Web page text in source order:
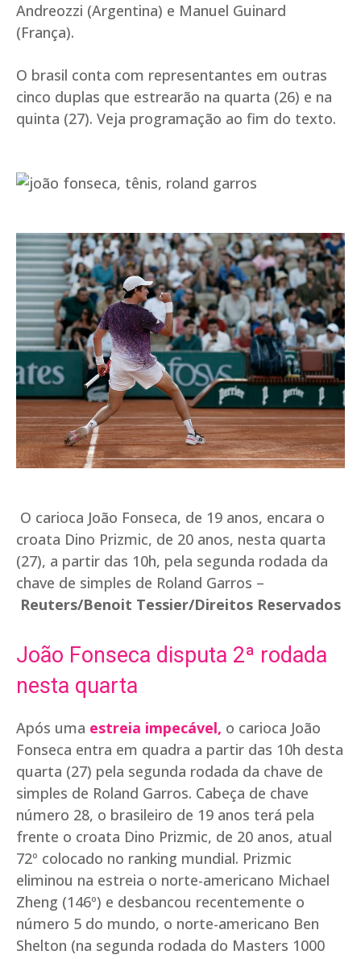
Andreozzi (Argentina) e Manuel Guinard
(França).
O brasil conta com representantes em outras
cinco duplas que estrearão na quarta (26) e na
quinta (27). Veja programação ao fim do texto.
O carioca João Fonseca, de 19 anos, encara o
croata Dino Prizmic, de 20 anos, nesta quarta
(27), a partir das 10h, pela segunda rodada da
chave de simples de Roland Garros –
Reuters/Benoit Tessier/Direitos Reservados
João Fonseca disputa 2ª rodada
nesta quarta
Após uma estreia impecável, o carioca João
Fonseca entra em quadra a partir das 10h desta
quarta (27) pela segunda rodada da chave de
simples de Roland Garros. Cabeça de chave
número 28, o brasileiro de 19 anos terá pela
frente o croata Dino Prizmic, de 20 anos, atual
72º colocado no ranking mundial. Prizmic
eliminou na estreia o norte-americano Michael
Zheng (146º) e desbancou recentemente o
número 5 do mundo, o norte-americano Ben
Shelton (na segunda rodada do Masters 1000